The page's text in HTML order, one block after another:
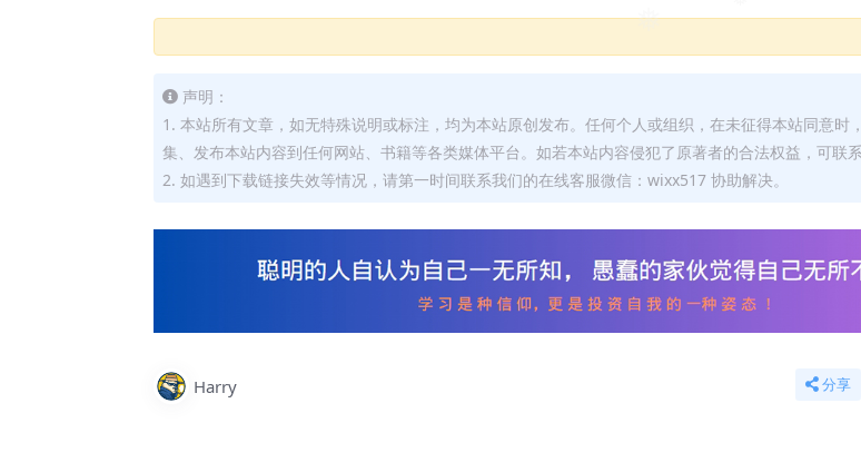
❅
❅
声明：
1. 本站所有文章，如无特殊说明或标注，均为本站原创发布。任何个人或组织，在未征得本站同意时
集、发布本站内容到任何网站、书籍等各类媒体平台。如若本站内容侵犯了原著者的合法权益，可联系
2. 如遇到下载链接失效等情况，请第一时间联系我们的在线客服微信：wixx517 协助解决。
Harry 分享